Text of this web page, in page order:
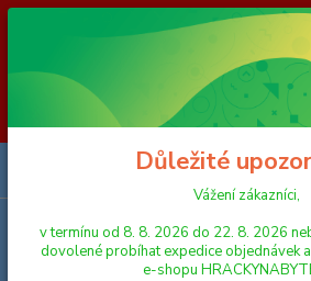
Vážení zákazníci, v termínu od 8. 8. 2026
důvodu čerpání dovolené probíhat expedice
provoz e-shopu HRACKYNABYTEK.CZ.
uhrazené do čtvrtka 6. 8. 2026 budou
Objednávky přijaté, nebo uhrazené od pátku
2026 budou postupně expedovány od
pochopení
Důležité
Vážení zákazníci,
v termínu od 8. 8. 2026 do 22. 8. 2026
dovolené probíhat expedice objednávek
e-shopu